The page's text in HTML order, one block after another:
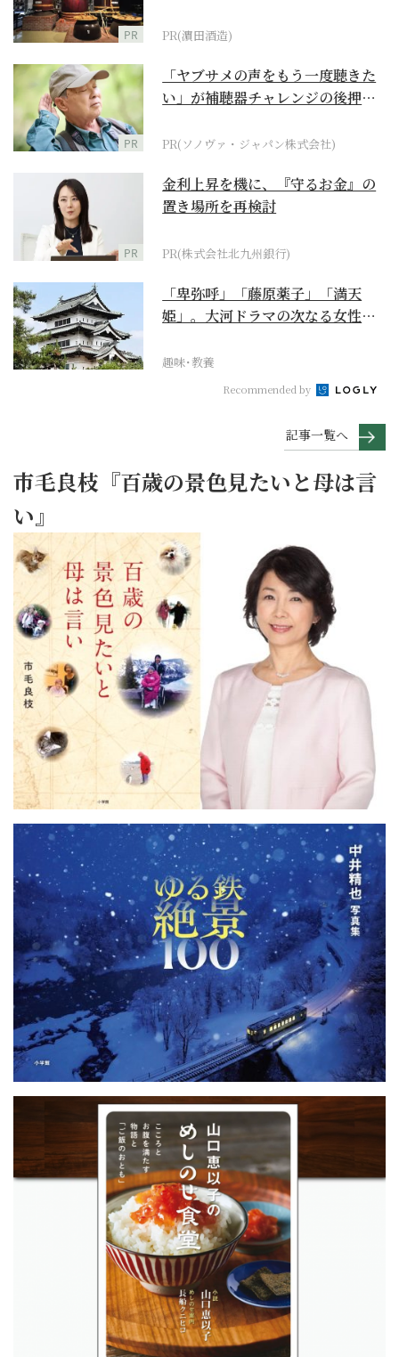
PR PR(濵田酒造)
PR
「ヤブサメの声をもう一度聴きた
い」が補聴器チャレンジの後押し
PR(ソノヴァ・ジャパン株式会社)
PR
金利上昇を機に、『守るお金』の
置き場所を再検討
PR(株式会社北九州銀行)
「卑弥呼」「藤原薬子」「満天
姫」。大河ドラマの次なる女性主
趣味･教養
Recommended by
記事一覧へ
市毛良枝『百歳の景色見たいと母は言
い』